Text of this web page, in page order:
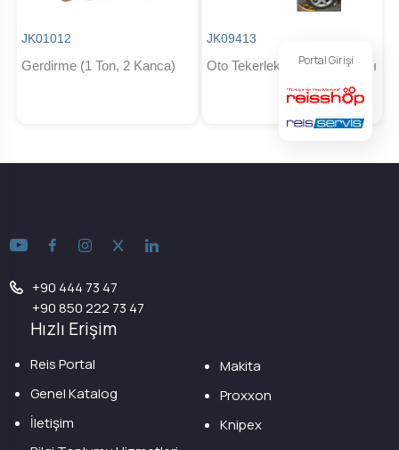
JK01012
Gerdirme (1 Ton, 2 Kanca)
JK09413
Oto Tekerlek Bağlama Kayışı
Portal Girişi
+90 444 73 47
+90 850 222 73 47
Hızlı Erişim
Reis Portal
Genel Katalog
İletişim
Makita
Proxxon
Knipex